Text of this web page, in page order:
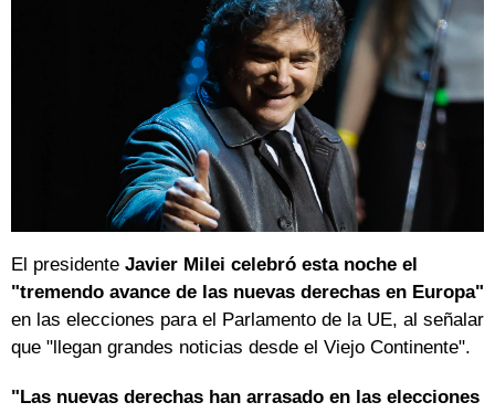
El presidente Javier Milei celebró esta noche el
"tremendo avance de las nuevas derechas en Europa"
en las elecciones para el Parlamento de la UE, al señalar
que "llegan grandes noticias desde el Viejo Continente".
"Las nuevas derechas han arrasado en las elecciones